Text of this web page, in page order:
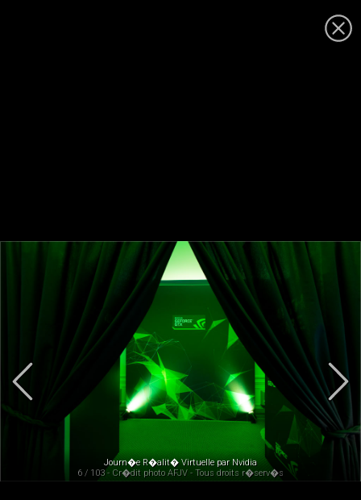
Journ�e R�alit� Virtuelle par Nvidia
6 / 103 - Cr�dit photo AFJV - Tous droits r�serv�s